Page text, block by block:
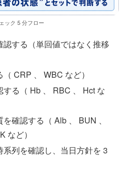
ック 5 分フロー
する（単回値ではなく推移
CRP 、 WBC など）
る（ Hb 、 RBC 、 Hct な
確認する（ Alb 、 BUN 、
など）
列を確認し、当日方針を 3